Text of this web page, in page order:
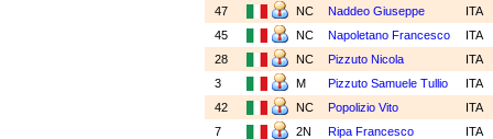
47
NC Naddeo Giuseppe
ITA
45
NC Napoletano Francesco
ITA
28
NC Pizzuto Nicola
ITA
3
M Pizzuto Samuele Tullio
ITA
42
NC Popolizio Vito
ITA
7
2N Ripa Francesco
ITA